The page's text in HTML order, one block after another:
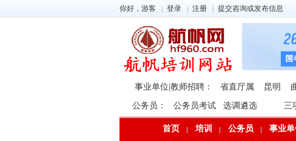
你好，游客 登录 注册 提交咨询或发布信息
事业单位|教师招聘： 省直厅属 昆明
公务员： 公务员考试 选调遴选 三
首页 培训 公务员 事业